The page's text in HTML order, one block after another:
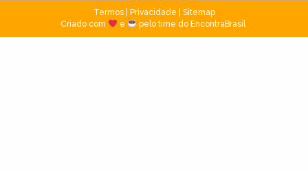
Termos| Privacidade
Sitemap
Criado com
e pelo time do EncontraBrasil